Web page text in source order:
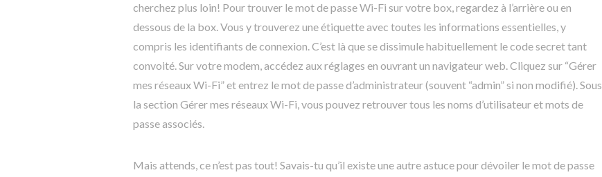
cherchez plus loin! Pour trouver le mot de passe Wi-Fi sur votre box, regardez à l’arrière ou en
dessous de la box. Vous y trouverez une étiquette avec toutes les informations essentielles, y
compris les identifiants de connexion. C’est là que se dissimule habituellement le code secret tant
convoité. Sur votre modem, accédez aux réglages en ouvrant un navigateur web. Cliquez sur “Gérer
mes réseaux Wi-Fi” et entrez le mot de passe d’administrateur (souvent “admin” si non modifié). Sous
la section Gérer mes réseaux Wi-Fi, vous pouvez retrouver tous les noms d’utilisateur et mots de
passe associés.
Mais attends, ce n’est pas tout! Savais-tu qu’il existe une autre astuce pour dévoiler le mot de passe